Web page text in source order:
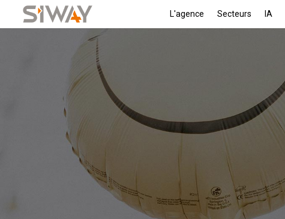
L'agence Secteurs IA